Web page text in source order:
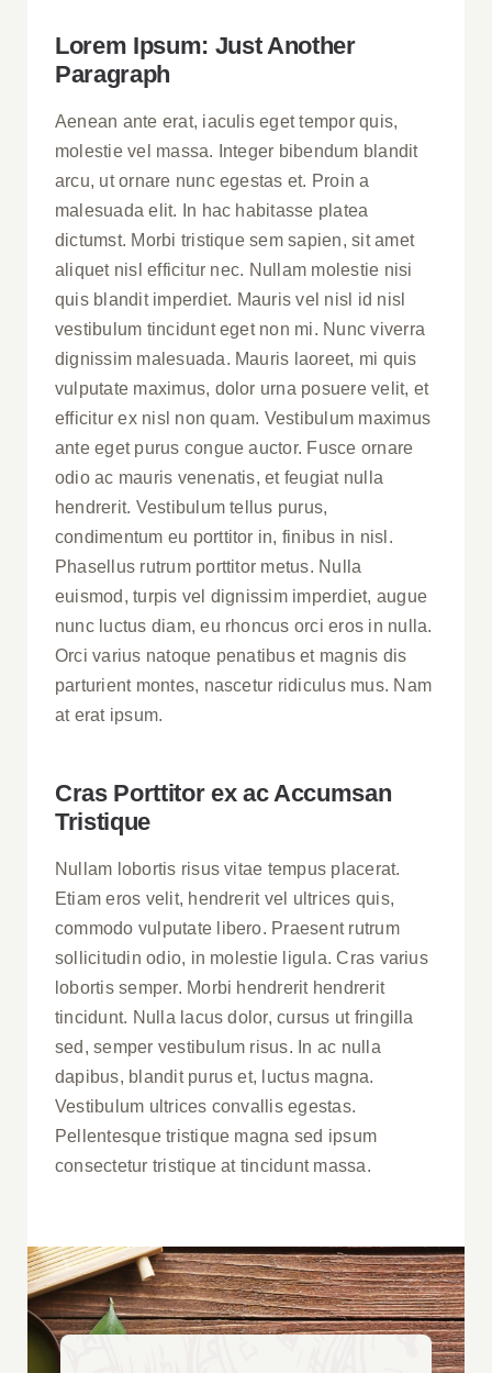
Lorem Ipsum: Just Another
Paragraph
Aenean ante erat, iaculis eget tempor quis,
molestie vel massa. Integer bibendum blandit
arcu, ut ornare nunc egestas et. Proin a
malesuada elit. In hac habitasse platea
dictumst. Morbi tristique sem sapien, sit amet
aliquet nisl efficitur nec. Nullam molestie nisi
quis blandit imperdiet. Mauris vel nisl id nisl
vestibulum tincidunt eget non mi. Nunc viverra
dignissim malesuada. Mauris laoreet, mi quis
vulputate maximus, dolor urna posuere velit, et
efficitur ex nisl non quam. Vestibulum maximus
ante eget purus congue auctor. Fusce ornare
odio ac mauris venenatis, et feugiat nulla
hendrerit. Vestibulum tellus purus,
condimentum eu porttitor in, finibus in nisl.
Phasellus rutrum porttitor metus. Nulla
euismod, turpis vel dignissim imperdiet, augue
nunc luctus diam, eu rhoncus orci eros in nulla.
Orci varius natoque penatibus et magnis dis
parturient montes, nascetur ridiculus mus. Nam
at erat ipsum.
Cras Porttitor ex ac Accumsan
Tristique
Nullam lobortis risus vitae tempus placerat.
Etiam eros velit, hendrerit vel ultrices quis,
commodo vulputate libero. Praesent rutrum
sollicitudin odio, in molestie ligula. Cras varius
lobortis semper. Morbi hendrerit hendrerit
tincidunt. Nulla lacus dolor, cursus ut fringilla
sed, semper vestibulum risus. In ac nulla
dapibus, blandit purus et, luctus magna.
Vestibulum ultrices convallis egestas.
Pellentesque tristique magna sed ipsum
consectetur tristique at tincidunt massa.